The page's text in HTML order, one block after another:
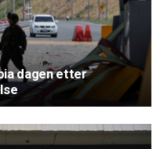
dagen etter